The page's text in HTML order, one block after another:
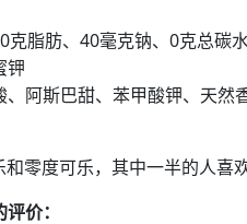
脂肪、40毫克钠、0克总碳
钾
阿斯巴甜、苯甲酸钾、天然
零度可乐，其中一半的人喜
价：